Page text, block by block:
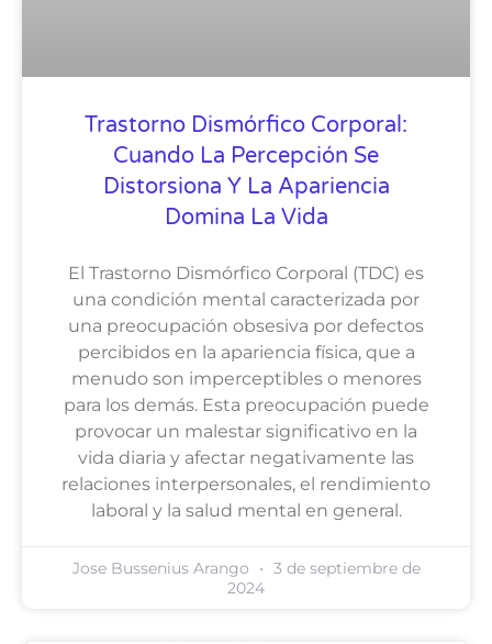
Trastorno Dismórfico Corporal:
Cuando La Percepción Se
Distorsiona Y La Apariencia
Domina La Vida
El Trastorno Dismórfico Corporal (TDC) es
una condición mental caracterizada por
una preocupación obsesiva por defectos
percibidos en la apariencia física, que a
menudo son imperceptibles o menores
para los demás. Esta preocupación puede
provocar un malestar significativo en la
vida diaria y afectar negativamente las
relaciones interpersonales, el rendimiento
laboral y la salud mental en general.
Jose Bussenius Arango
3 de septiembre de
2024